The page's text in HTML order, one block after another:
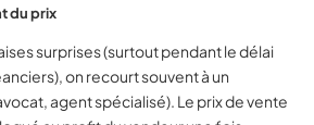
du prix
surprises (surtout pendant le délai
on recourt souvent à un
agent spécialisé). Le prix de vente